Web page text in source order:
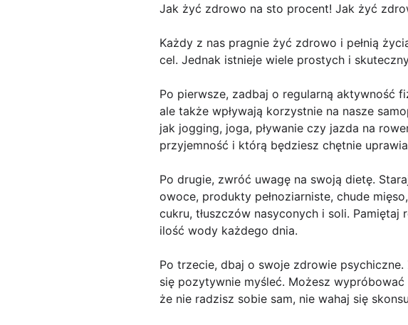
Jak żyć zdrowo na sto procent! Jak żyć
Każdy z nas pragnie żyć zdrowo i pełnią
cel. Jednak istnieje wiele prostych i
Po pierwsze, zadbaj o regularną aktywność
ale także wpływają korzystnie na nasze
jak jogging, joga, pływanie czy jazda na
przyjemność i którą będziesz chętnie
Po drugie, zwróć uwagę na swoją dietę.
owoce, produkty pełnoziarniste, chude
cukru, tłuszczów nasyconych i soli.
ilość wody każdego dnia.
Po trzecie, dbaj o swoje zdrowie
się pozytywnie myśleć. Możesz
że nie radzisz sobie sam, nie wahaj się